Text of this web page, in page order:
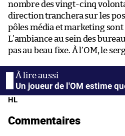
nombre des vingt-cinq
direction tranchera sur les
pôles média et marketing sont
L’ambiance au sein des
pas au beau fixe. À l’OM, le
Un joueur de l'OM estime
HL
Commentaires